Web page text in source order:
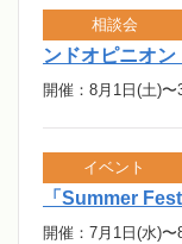
ンドオピニオン
開催：8月1日(土)
相談会
「Summer
開催：7月1日(水)
イベント